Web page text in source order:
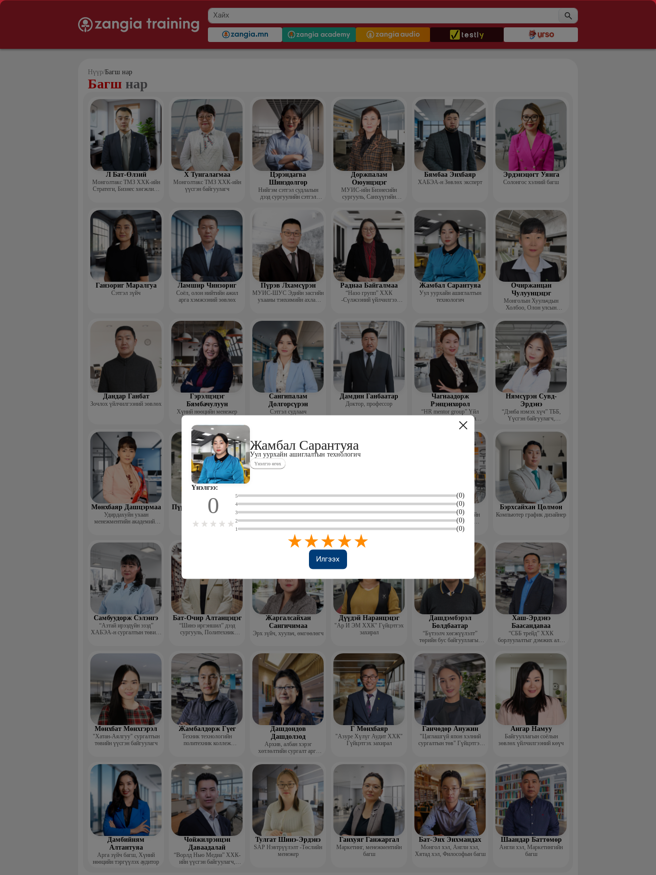
Жамбал Сарантуяа
Уул уурхайн ашиглалтын технологич
Үнэлгээ өгөх
Үнэлгээ:
0 5 (0)
4 (0)
3 (0)
2 (0)
1 (0)
Илгээх
Нүүр/Багш нар
Багш нар
Л Бат-Өлзий
Монголтакс ТМЗ ХХК-ийн
Стратеги, Бизнес хөгжлийн
Х Тунгалагмаа
Монголтакс ТМЗ ХХК-ийн
үүсгэн байгуулагч
Цэрэндагва
Шинэдолгор
Нийгэм сэтгэл судлалын
дээд сургуулийн сэтгэл
Доржпалам
Оюунцэцэг
МУИС-ийн Бизнесийн
сургууль, Санхүүгийн
Бямбаа Энхбаяр
ХАБЭА-н Зөвлөх эксперт
Эрдэнэцогт Уянга
Солонгос хэлний багш
Ганзориг Маралгуа
Сэтгэл зүйч
Ламшир Чинзориг
Соёл, олон нийтийн ажил
арга хэмжээний зөвлөх
Пүрэв Лхамсүрэн
МУИС-ШУС Эдийн засгийн
ухааны тэнхимийн ахлах
Раднаа Байгалмаа
“Назо групп” ХХК
-Сүлжээний үйлчилгээ
Жамбал Сарантуяа
Уул уурхайн ашиглалтын
технологич
Очиржанцан
Чулуунцэцэг
Монголын Хуульчдын
Холбоо, Олон улсын
Дандар Ганбат
Зочлох үйлчилгээний зөвлөх
Гэрэлцэцэг
Бямбачулуун
Хүний нөөцийн менежер
Сангипалам
Долгорсүрэн
Сэтгэл судлаач
Дамдин Ганбаатар
Доктор, профессор
Чагнаадорж
Рэнцэнхорол
“HR mentor group” Үйл
ажиллагаа хариуцсан
Нямсүрэн Сувд-
Эрдэнэ
“Дэнба нэмэх хүч” ТББ,
Үүсгэн байгуулагч,
Мөнхбаяр Дашцэрмаа
Удирдахуйн ухаан
менежментийн академийн
Пүрэвдорж Билэгтмаа
Мөнгөнрейс
Пүрэвдорж
Программист, График
дизайнер, Багш
Өлзийсайхан Золбаяр
Эрдэнэт үйлдвэрийн хүний
нөөцийн тэргүүлэх
мэргэжилтэн
Т Пүрэвхатан
Хүнс, Хөдөө Аж Ахуйн
Төсөл, Судалгааны
платформ -Үүсгэн
Бэрхсайхан Цолмон
Компьютер график дизайнер
Самбуудорж Сэлэнгэ
“Азтай ирээдүйн эзэд”
ХАБЭА-н сургалтын төвийн
Бат-Очир Алтанцэцэг
“Шинэ иргэншил” дээд
сургууль, Политехник
хөтлөлтийн мэргэжлийн
үндсэн багш
Жаргалсайхан
Сангичимаа
Эрх зүйч, хуульч, өмгөөлөгч
Дүүдэй Наранцэцэг
"Ар И ЭМ ХХК" Гүйцэтгэх
захирал
Дашдэмбэрэл
Болдбаатар
“Бүтээлч хөгжүүлэлт”
төрийн бус байгууллагын
Хаш-Эрдэнэ
Баасандаваа
“СББ трейд” ХХК
борлуулалтыг дэмжих алба
Мөнхбат Мөнхгэрэл
"Хатан-Аялгуу" сургалтын
төвийн үүсгэн байгуулагч
Жамбалдорж Гүег
Техник технологийн
политехник коллеж
Дашдондов
Дашдолзод
Архив, албан хэрэг
хөтлөлтийн сургалт арга
Г Мөнхбаяр
"Азуре Хүлүг Аудит ХХК"
Гүйцэтгэх захирал
Ганчөдөр Анужин
"Цаглашгүй япон хэлний
сургалтын төв" Гүйцэтгэх
Ангар Намуу
Байгууллагын соёлын
зөвлөх үйлчилгээний көүч
Дамбийням
Алтантуяа
Арга зүйч багш, Хүний
нөөцийн тэргүүлэх аудитор
Чойжилрэнцэн
Даваадалай
“Ворлд Нью Медиа” ХХК-
ийн үүсгэн байгуулагч,
Тулгат Шинэ-Эрдэнэ
SAP Нэвтрүүлэлт -Төслийн
менежер
Ганхуяг Ганжаргал
Маркетинг, менежментийн
багш
Бат-Энх Энхмандах
Монгол хэл, Англи хэл,
Хятад хэл, Философын багш
Шаандар Баттөмөр
Англи хэл, Маркетингийн
багш